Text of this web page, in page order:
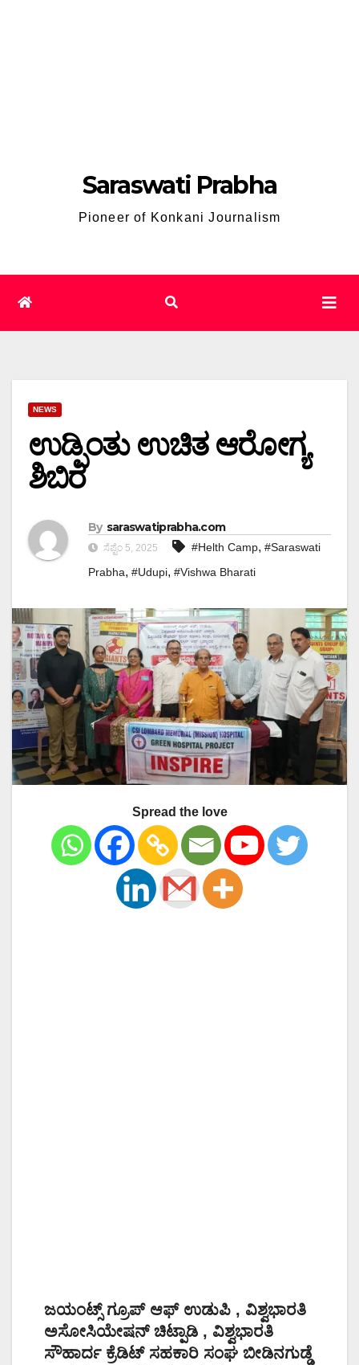
Saraswati Prabha
Pioneer of Konkani Journalism
NEWS
ಉಡ್ಪಿಂತು ಉಚಿತ ಆರೋಗ್ಯ
ಶಿಬಿರ
By saraswatiprabha.com
ಸೆಪ್ಟೆಂ 5, 2025 #Helth Camp, #Saraswati
Prabha, #Udupi, #Vishwa Bharati
Spread the love
ಜಯಂಟ್ಸ್ ಗ್ರೂಪ್ ಆಫ್ ಉಡುಪಿ , ವಿಶ್ವಭಾರತಿ
ಅಸೋಸಿಯೇಷನ್ ಚಿಟ್ಪಾಡಿ , ವಿಶ್ವಭಾರತಿ
ಸೌಹಾರ್ದ ಕ್ರೆಡಿಟ್ ಸಹಕಾರಿ ಸಂಘ ಬೀಡಿನಗುಡ್ಡೆ